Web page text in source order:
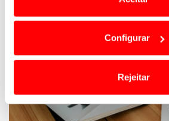
Em alguns casos, a utilização destas
termos e a todo o tempo as suas
o acesso a informações durante a
personalizar conteúdos e anúncios,
Configurar
Rejeitar